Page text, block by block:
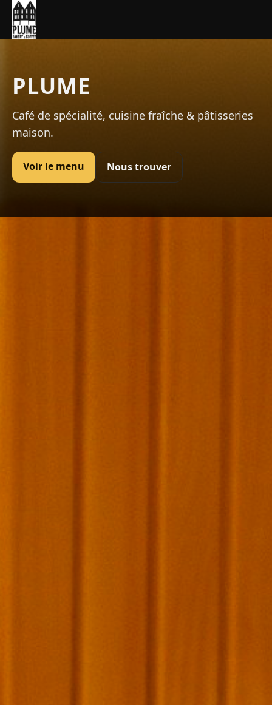
PLUME
Café de spécialité, cuisine fraîche & pâtisseries
maison.
Voir le menu Nous trouver